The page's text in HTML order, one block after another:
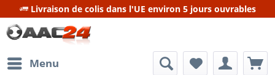
Livraison de colis dans l'UE environ 5 jours ouvrables
Menu